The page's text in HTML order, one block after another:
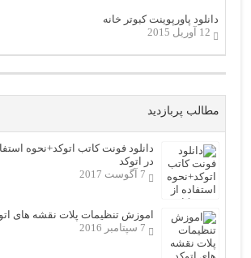
دانلود پاورپوینت کبوتر خانه
12 آوریل 2015
مطالب پربازدید
دانلود فونت کاتب اتوکد+نحوه
در اتوکد
7 آگوست 2017
اموزش تنظیمات پلات نقشه های
7 سپتامبر 2016